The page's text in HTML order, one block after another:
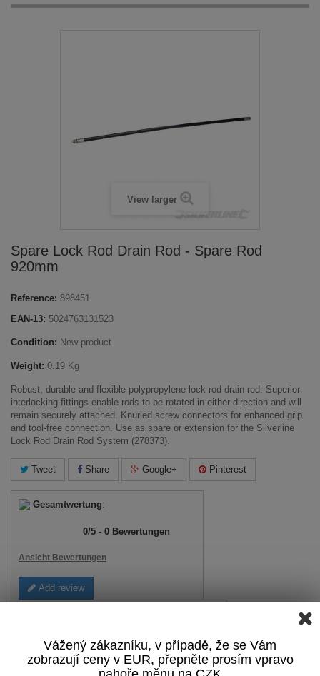
View larger
Spare Lock Rod Drain Rod - Spare Rod
920mm
Reference: 898451
EAN-13: 5024763131523
Condition: New product
Weight: 0.19 Kg
Robust, durable and flexible polypropylene lock rod drain rod. Superior
interlocking fittings enable rods to be rotated in either direction and will
remain securely attached. Knurled screw connectors for enhanced grip
and tool-free connection. Use as spare or extension for the Silverline
Lock Rod Drain Rod System (278373).
Tweet Share Google+ Pinterest
Gesamtwertung:
0/5 - 0 Bewertungen
Ansicht Bewertungen
Add review
Print
Vážený zákazníku, v případě, že se Vám
zobrazují ceny v EUR, přepněte prosím vpravo